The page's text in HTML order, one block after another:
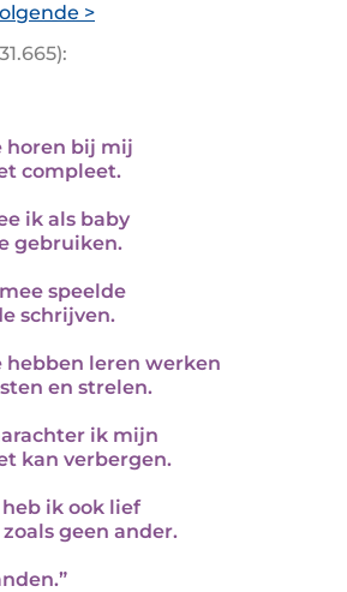
>
horen bij mij
compleet.
ik als baby
gebruiken.
speelde
schrijven.
hebben leren werken
en strelen.
ik mijn
kan verbergen.
ik ook lief
geen ander.